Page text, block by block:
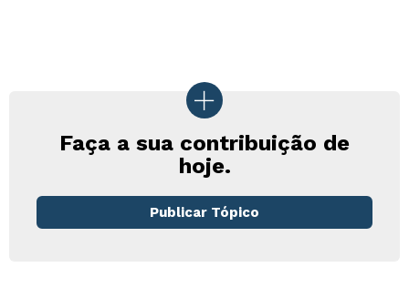
Faça a sua contribuição de
hoje.
Publicar Tópico